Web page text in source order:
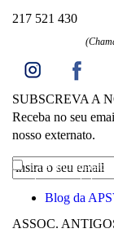
217 521 430
SUBSCREVA A
Receba no seu
nosso externato.
Li a informação
uso dos meus dados
Blog da
ASSOC.